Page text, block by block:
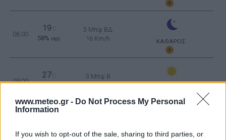
www.meteo.gr - Do Not Process My Personal
Information
If you wish to opt-out of the sale, sharing to third parties, or
06:00
19
58% υγρ.
3 Μπφ ΒΔ
16 Km/h
ΚΑΘΑΡΟΣ
09:00
27
42%υγρ.
3 Μπφ B
16 Km/h
ΚΑΘΑΡΟΣ